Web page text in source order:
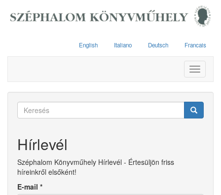
English Italiano Deutsch Francais
Toggle
Keresés
Hírlevél
Széphalom Könyvműhely Hírlevél - Értesüljön friss
híreinkről elsőként!
E-mail *